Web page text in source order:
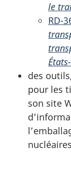
le
RD-
des
pour les
son site